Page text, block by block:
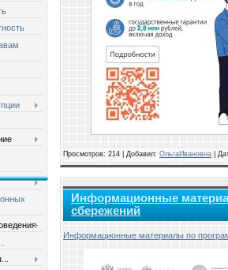
Просмотров: 214 | Добавил: ОльгаИвановна |
Информационные
сбережений
Информационные материалы по